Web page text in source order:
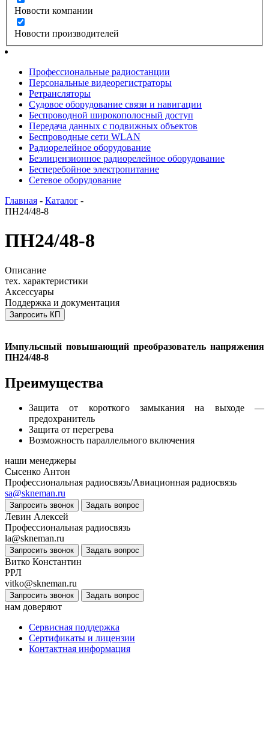
Новости компании
Новости производителей
Профессиональные радиостанции
Персональные видеорегистраторы
Ретрансляторы
Судовое оборудование связи и навигации
Беспроводной широкополосный доступ
Передача данных с подвижных объектов
Беспроводные сети WLAN
Радиорелейное оборудование
Безлицензионное радиорелейное оборудование
Бесперебойное электропитание
Сетевое оборудование
Главная - Каталог -
ПН24/48-8
ПН24/48-8
Описание
тех. характеристики
Аксессуары
Поддержка и документация
Запросить КП
Импульсный повышающий преобразователь напряжения
ПН24/48-8
Преимущества
Защита от короткого замыкания на выходе —
предохранитель
Защита от перегрева
Возможность параллельного включения
наши менеджеры
Сысенко Антон
Профессиональная радиосвязь/Авиационная радиосвязь
sa@skneman.ru
Запросить звонок Задать вопрос
Левин Алексей
Профессиональная радиосвязь
la@skneman.ru
Запросить звонок Задать вопрос
Витко Константин
РРЛ
vitko@skneman.ru
Запросить звонок Задать вопрос
нам доверяют
Сервисная поддержка
Сертификаты и лицензии
Контактная информация